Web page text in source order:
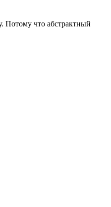
Потому что абстрактный